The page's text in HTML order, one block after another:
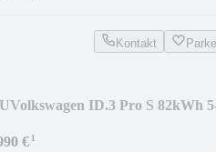
Kontakt
Volkswagen ID.3 Pro S 82kWh
€¹